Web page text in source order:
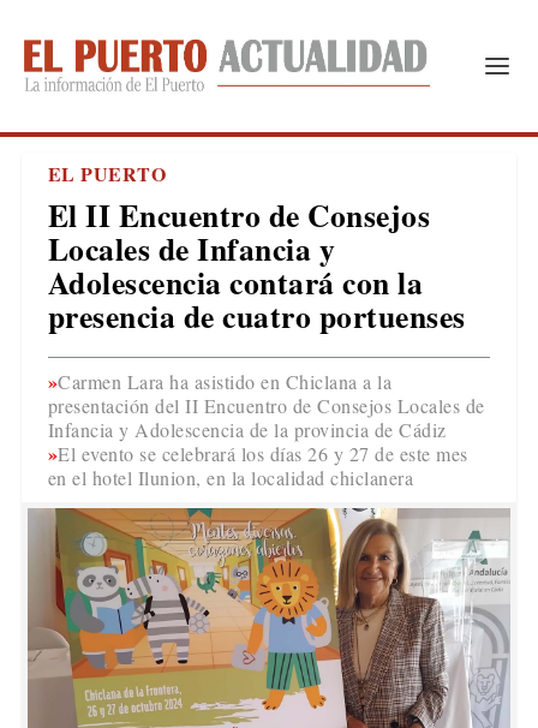
EL PUERTO
El II Encuentro de Consejos
Locales de Infancia y
Adolescencia contará con la
presencia de cuatro portuenses
Carmen Lara ha asistido en Chiclana a la
presentación del II Encuentro de Consejos Locales de
Infancia y Adolescencia de la provincia de Cádiz
El evento se celebrará los días 26 y 27 de este mes
en el hotel Ilunion, en la localidad chiclanera